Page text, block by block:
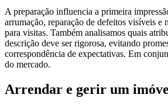
A preparação influencia a primeira
arrumação, reparação de defeitos visíveis
para visitas. Também analisamos quais
descrição deve ser rigorosa, evitando
correspondência de expectativas. Em
do mercado.
Arrendar e gerir um